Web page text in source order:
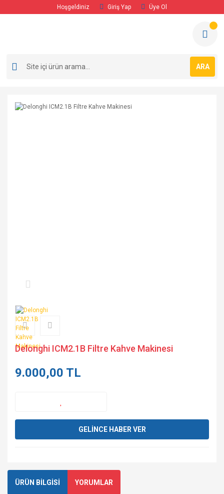
Hoşgeldiniz Giriş Yap Üye Ol
ARA
Delonghi ICM2.1B Filtre Kahve Makinesi
9.000,00 TL
GELİNCE HABER VER
ÜRÜN BİLGİSİ YORUMLAR